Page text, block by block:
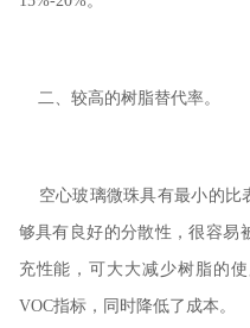
二、较高的树脂替代率。
空心玻璃微珠具有最小的比
够具有良好的分散性，很容易
充性能，可大大减少树脂的
VOC指标，同时降低了成本。